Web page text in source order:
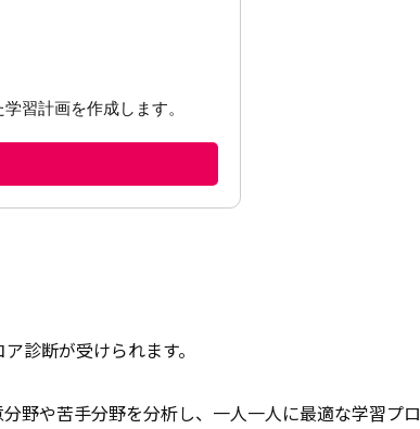
診断が受けられます。
野や苦手分野を分析し、一人一人に最適な学習プロ